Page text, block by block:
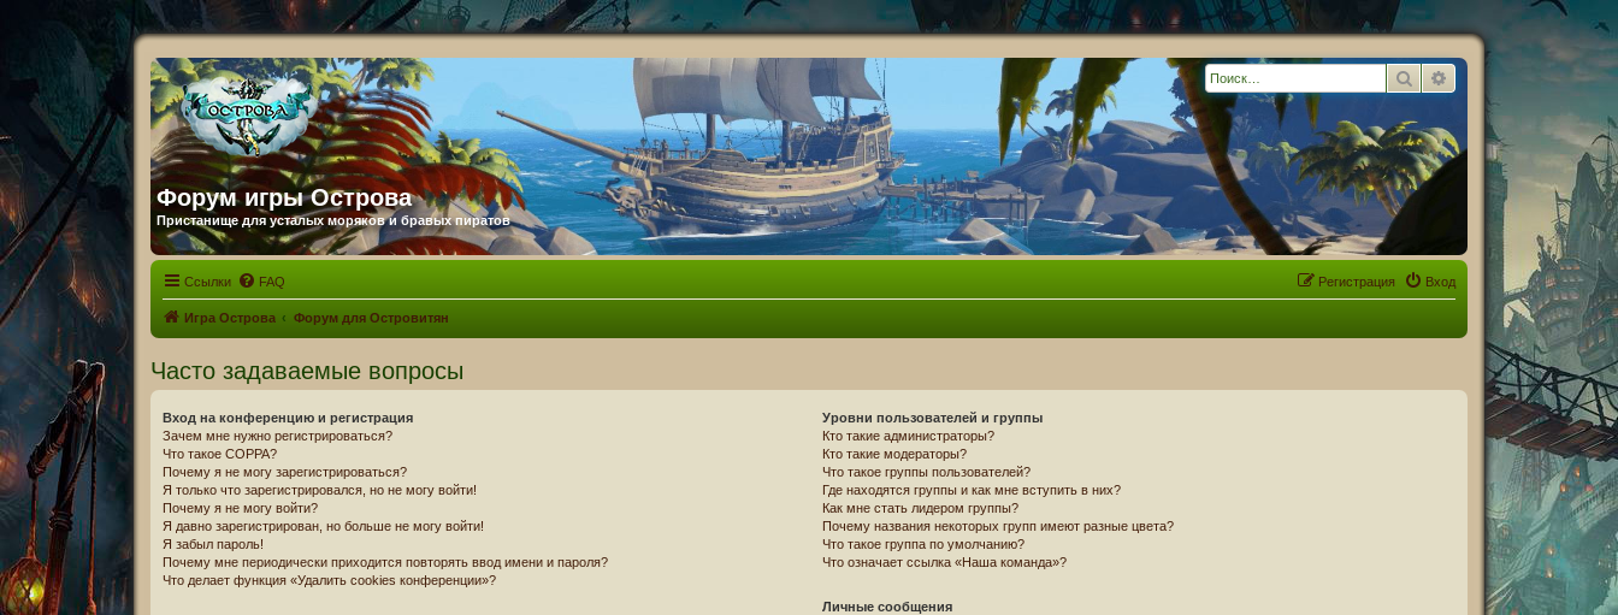
Форум игры Острова
Пристанище для усталых моряков и бравых пиратов
Поиск Расширенный поиск
Ссылки FAQ Вход
Регистрация
Игра Острова Форум для Островитян
Часто задаваемые вопросы
Вход на конференцию и регистрация
Зачем мне нужно регистрироваться?
Что такое COPPA?
Почему я не могу зарегистрироваться?
Я только что зарегистрировался, но не могу войти!
Почему я не могу войти?
Я давно зарегистрирован, но больше не могу войти!
Я забыл пароль!
Почему мне периодически приходится повторять ввод имени и пароля?
Что делает функция «Удалить cookies конференции»?
Уровни пользователей и группы
Кто такие администраторы?
Кто такие модераторы?
Что такое группы пользователей?
Где находятся группы и как мне вступить в них?
Как мне стать лидером группы?
Почему названия некоторых групп имеют разные цвета?
Что такое группа по умолчанию?
Что означает ссылка «Наша команда»?
Личные сообщения